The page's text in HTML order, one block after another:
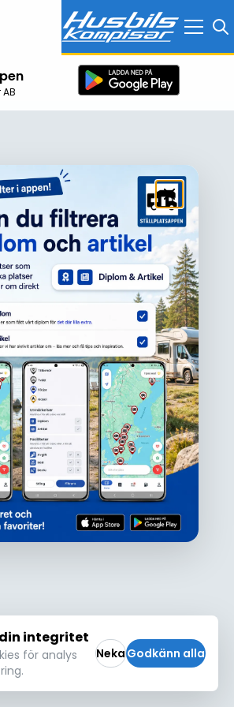
hittades inte eller kunde
korrekt. Vänligen försök igen
Försök igen
få full tillgång till alla funktioner!
integritet
för analys
NekaGodkänn alla